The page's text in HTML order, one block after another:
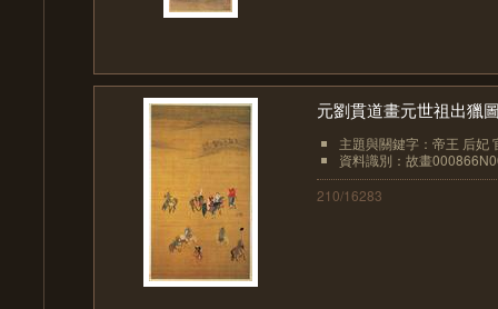
元劉貫道畫元世祖出
主題與關鍵字：帝王 后妃
資料識別：故畫
210/16283